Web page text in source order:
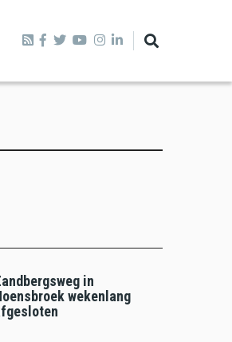
in
wekenlang